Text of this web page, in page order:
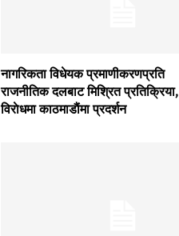
नागरिकता विधेयक प्रमाणीकरणप्रति
राजनीतिक दलबाट मिश्रित प्रतिक्रिया,
विराेधमा काठमाडाैंमा प्रदर्शन